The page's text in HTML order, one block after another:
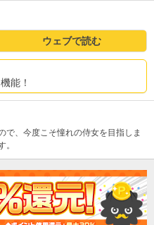
ウェブで読む
能！
で、今度こそ憧れの侍女を目指しま
。